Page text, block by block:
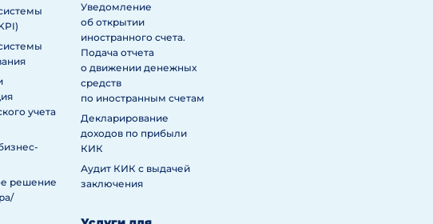
учета
решение
Уведомление
об открытии
иностранного счета.
Подача отчета
о движении денежных
средств
по иностранным счетам
Декларирование
доходов по прибыли
КИК
Аудит КИК с выдачей
заключения